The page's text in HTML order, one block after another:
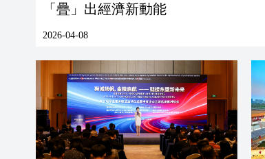
「疊」出經濟新動能
2026-04-08